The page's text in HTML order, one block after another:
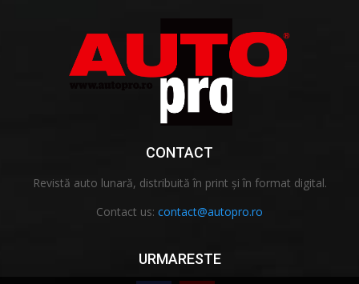
CONTACT
Revistă auto lunară, distribuită în print și în format digital.
Contact us: contact@autopro.ro
URMARESTE